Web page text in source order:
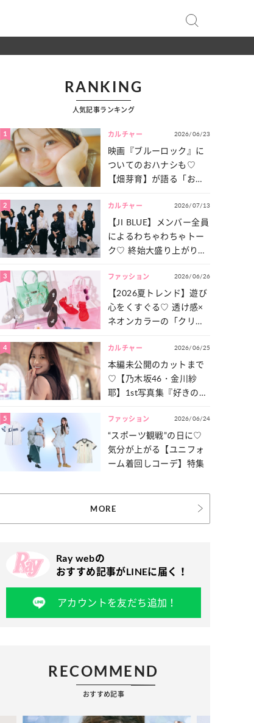
RANKING
人気記事ランキング
1 カルチャー 2026/06/23
映画『ブルーロック』に
ついてのおハナシも♡
【畑芽育】が語る「お仕
は？
2 カルチャー 2026/07/13
【JI BLUE】メンバー全員
によるわちゃわちゃトー
ク♡ 終始大盛り上がりだ
一気見せ！
3 ファッション 2026/06/26
【2026夏トレンド】遊び
心をくすぐる♡ 透け感×
ネオンカラーの「クリア
4 カルチャー 2026/06/25
本編未公開のカットまで
♡【乃木坂46・金川紗
耶】1st写真集『好きのグ
たっぷりとお届け！
5 ファッション 2026/06/24
“スポーツ観戦”の日に♡
気分が上がる【ユニフォ
ーム着回しコーデ】特集
MORE
Ray webの
おすすめ記事がLINEに届く！
アカウントを友だち追加！
RECOMMEND
おすすめ記事